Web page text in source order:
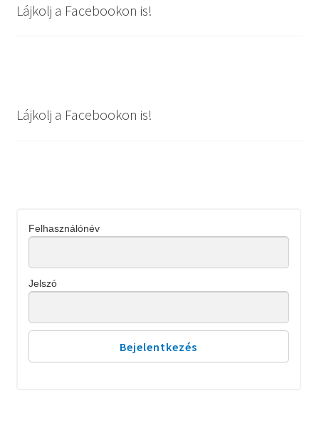
Lájkolj a Facebookon is!
Lájkolj a Facebookon is!
Felhasználónév
Jelszó